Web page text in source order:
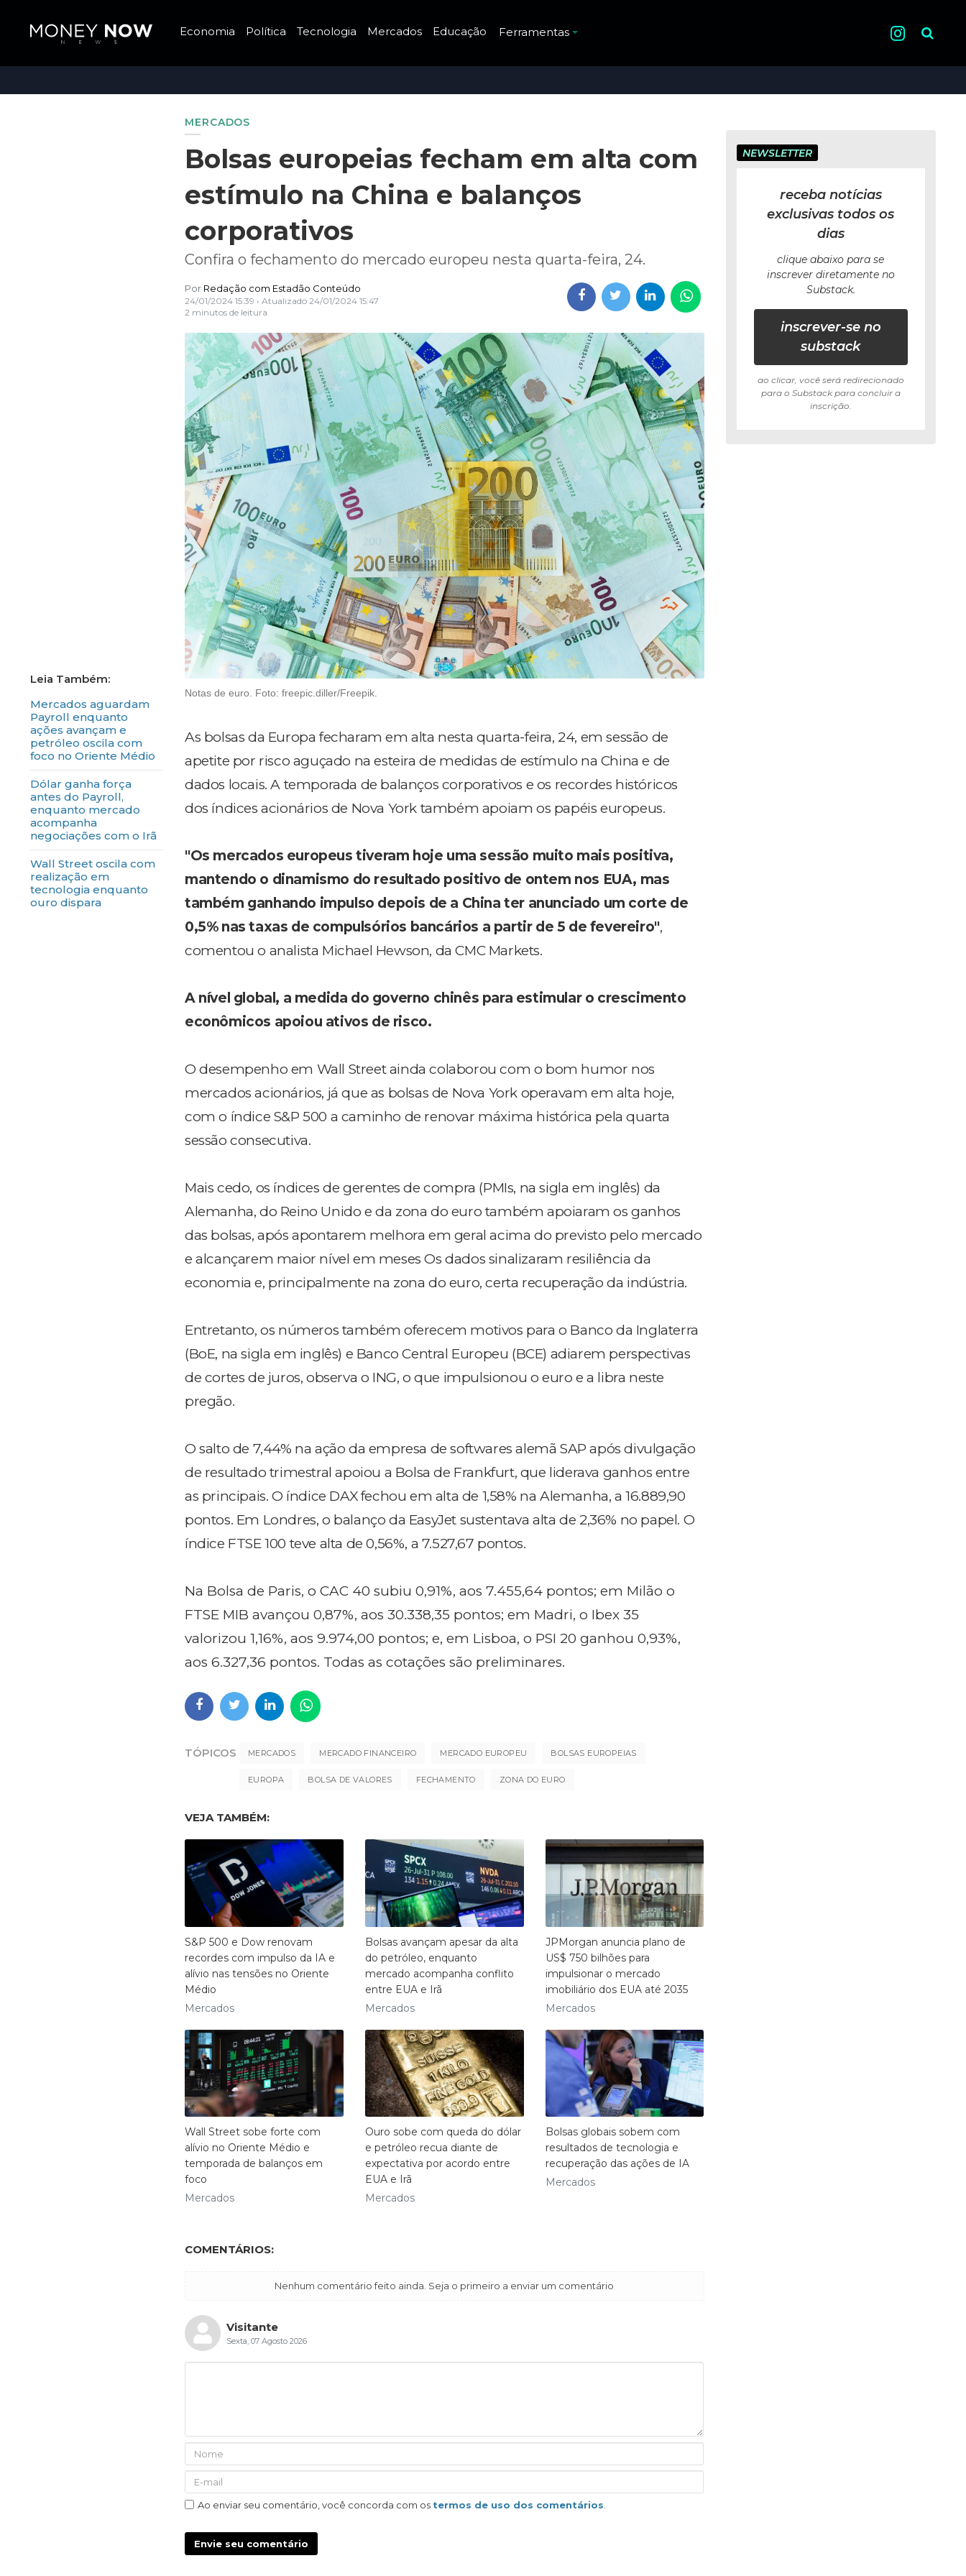
Economia Política Tecnologia Mercados Educação Ferramentas Pesquisa
Mercados aguardam
Payroll enquanto
ações avançam e
petróleo oscila com
foco no Oriente Médio
Dólar ganha força
antes do Payroll,
enquanto mercado
acompanha
negociações com o Irã
Wall Street oscila com
realização em
tecnologia enquanto
ouro dispara
MERCADOS
Bolsas europeias fecham em alta com
estímulo na China e balanços
corporativos
Confira o fechamento do mercado europeu nesta quarta-feira, 24.
Por Redação com Estadão Conteúdo
24/01/2024 15:39 • Atualizado 24/01/2024 15:47
2 minutos de leitura
Notas de euro. Foto: freepic.diller/Freepik.
As bolsas da Europa fecharam em alta nesta quarta-feira, 24, em sessão de
apetite por risco aguçado na esteira de medidas de estímulo na China e de
dados locais. A temporada de balanços corporativos e os recordes históricos
dos índices acionários de Nova York também apoiam os papéis europeus.
"Os mercados europeus tiveram hoje uma sessão muito mais positiva,
mantendo o dinamismo do resultado positivo de ontem nos EUA, mas
também ganhando impulso depois de a China ter anunciado um corte de
0,5% nas taxas de compulsórios bancários a partir de 5 de fevereiro",
comentou o analista Michael Hewson, da CMC Markets.
A nível global, a medida do governo chinês para estimular o crescimento
econômicos apoiou ativos de risco.
O desempenho em Wall Street ainda colaborou com o bom humor nos
mercados acionários, já que as bolsas de Nova York operavam em alta hoje,
com o índice S&P 500 a caminho de renovar máxima histórica pela quarta
sessão consecutiva.
Mais cedo, os índices de gerentes de compra (PMIs, na sigla em inglês) da
Alemanha, do Reino Unido e da zona do euro também apoiaram os ganhos
das bolsas, após apontarem melhora em geral acima do previsto pelo mercado
e alcançarem maior nível em meses Os dados sinalizaram resiliência da
economia e, principalmente na zona do euro, certa recuperação da indústria.
Entretanto, os números também oferecem motivos para o Banco da Inglaterra
(BoE, na sigla em inglês) e Banco Central Europeu (BCE) adiarem perspectivas
de cortes de juros, observa o ING, o que impulsionou o euro e a libra neste
pregão.
O salto de 7,44% na ação da empresa de softwares alemã SAP após divulgação
de resultado trimestral apoiou a Bolsa de Frankfurt, que liderava ganhos entre
as principais. O índice DAX fechou em alta de 1,58% na Alemanha, a 16.889,90
pontos. Em Londres, o balanço da EasyJet sustentava alta de 2,36% no papel. O
índice FTSE 100 teve alta de 0,56%, a 7.527,67 pontos.
Na Bolsa de Paris, o CAC 40 subiu 0,91%, aos 7.455,64 pontos; em Milão o
FTSE MIB avançou 0,87%, aos 30.338,35 pontos; em Madri, o Ibex 35
valorizou 1,16%, aos 9.974,00 pontos; e, em Lisboa, o PSI 20 ganhou 0,93%,
aos 6.327,36 pontos. Todas as cotações são preliminares.
TÓPICOS MERCADOS MERCADO FINANCEIRO MERCADO EUROPEU BOLSAS EUROPEIAS
EUROPA BOLSA DE VALORES FECHAMENTO ZONA DO EURO
VEJA TAMBÉM:
S&P 500 e Dow renovam
recordes com impulso da IA e
alívio nas tensões no Oriente
Médio
Mercados
Bolsas avançam apesar da alta
do petróleo, enquanto
mercado acompanha conflito
entre EUA e Irã
Mercados
JPMorgan anuncia plano de
US$ 750 bilhões para
impulsionar o mercado
imobiliário dos EUA até 2035
Mercados
Wall Street sobe forte com
alívio no Oriente Médio e
temporada de balanços em
foco
Mercados
Ouro sobe com queda do dólar
e petróleo recua diante de
expectativa por acordo entre
EUA e Irã
Mercados
Bolsas globais sobem com
resultados de tecnologia e
recuperação das ações de IA
Mercados
COMENTÁRIOS:
Nenhum comentário feito ainda. Seja o primeiro a enviar um comentário
Visitante
Sexta, 07 Agosto 2026
Ao enviar seu comentário, você concorda com os termos de uso dos comentários
Envie seu comentário
NEWSLETTER
receba notícias
exclusivas todos os
dias
clique abaixo para se
inscrever diretamente no
Substack.
inscrever-se no
substack
ao clicar, você será redirecionado
para o Substack para concluir a
inscrição.